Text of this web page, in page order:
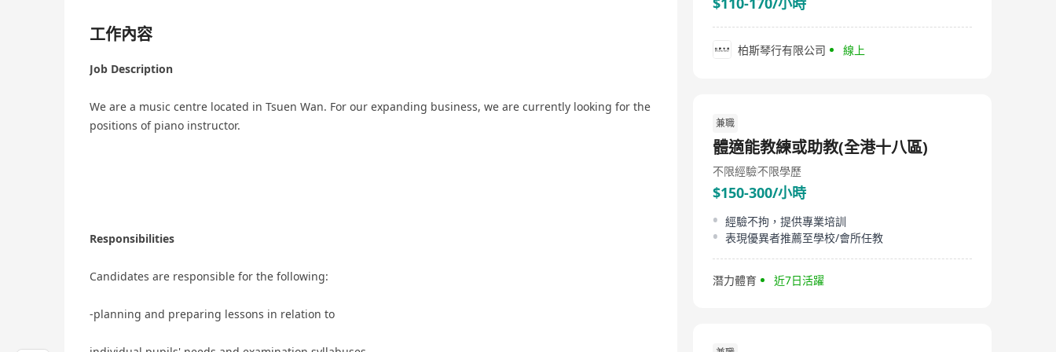
工作內容
Job Description
We are a music centre located in Tsuen Wan. For our expanding business, we are currently looking for the
positions of piano instructor.
Responsibilities
Candidates are responsible for the following:
-planning and preparing lessons in relation to
柏斯琴行有限公司 線上
兼職
體適能教練或助教(全港十八區)
不限經驗不限學歷
$150-300/小時
經驗不拘，提供專業培訓
表現優異者推薦至學校/會所任教
潛力體育 近7日活躍